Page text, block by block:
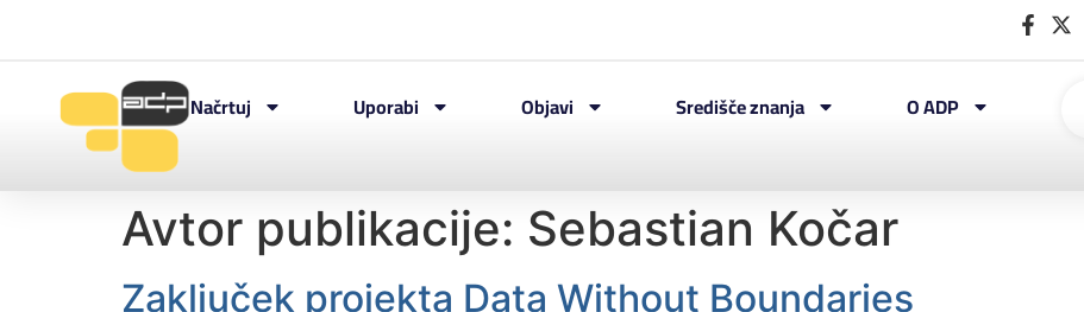
Načrtuj Uporabi Objavi Središče znanja O ADP
Avtor publikacije: Sebastian Kočar
Zaključek projekta Data Without Boundaries